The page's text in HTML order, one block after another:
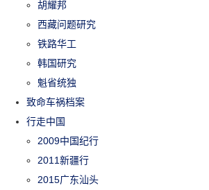
胡耀邦
西藏问题研究
铁路华工
韩国研究
魁省统独
致命车祸档案
行走中国
2009中国纪行
2011新疆行
2015广东汕头